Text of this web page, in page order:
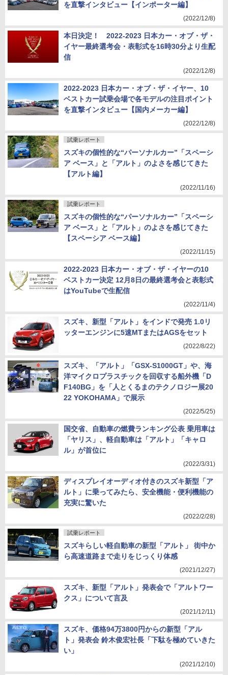
を直撃インタビュー【インポーター編】
(2022/12/8)
本日決定！ 2022-2023 日本カー・オブ・ザ・
イヤー最終選考会・表彰式を16時30分より生配
信
(2022/12/8)
2022-2023 日本カー・オブ・ザ・イヤー、10
ベストカー試乗会場で各モデルの注目ポイント
を直撃インタビュー【国内メーカー編】
(2022/12/8)
試乗レポート
スズキの個性的な“パーソナルカー”「スペーシ
ア ベース」と「アルト」のよさを感じてきた
【アルト編】
(2022/11/16)
試乗レポート
スズキの個性的な“パーソナルカー”「スペーシ
ア ベース」と「アルト」のよさを感じてきた
【スペーシア ベース編】
(2022/11/15)
2022-2023 日本カー・オブ・ザ・イヤーの10
ベストカー決定 12月8日の最終選考会と表彰式
はYouTubeで生配信
(2022/11/4)
スズキ、新型「アルト」をインドで発売 1.0リ
ッターエンジンに5速MTまたはAGSをセット
(2022/8/22)
スズキ、「アルト」「GSX-S1000GT」や、海
洋マイクロプラスチックを回収する船外機「D
F140BG」を「人とくるまのテクノロジー展20
22 YOKOHAMA」で展示
(2022/5/25)
国交省、自動車の燃費ランキング公表 乗用車は
「ヤリス」、軽自動車は「アルト」「キャロ
ル」が首位に
(2022/3/31)
ディスプレイオーディオ付きのスズキ新型「ア
ルト」に乗ってみたら、安全機能・便利機能の
充実に驚いた
(2022/2/28)
試乗レポート
スズキらしい軽自動車の新型「アルト」 街中か
ら高速道路まで走りをじっくり体感
(2021/12/27)
スズキ、新型「アルト」発表会で「アルトワー
クス」について言及
(2021/12/11)
スズキ、価格94万3800円からの新型「アル
ト」発表会 鈴木俊宏社長「下駄を極めていきた
い」
(2021/12/10)